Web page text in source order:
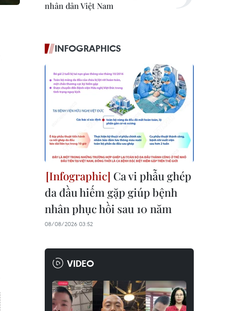
nhân dân Việt Nam
INFOGRAPHICS
Ca vi phẫu ghép
da đầu hiếm gặp giúp bệnh
nhân phục hồi sau 10 năm
08/08/2026 03:52
VIDEO